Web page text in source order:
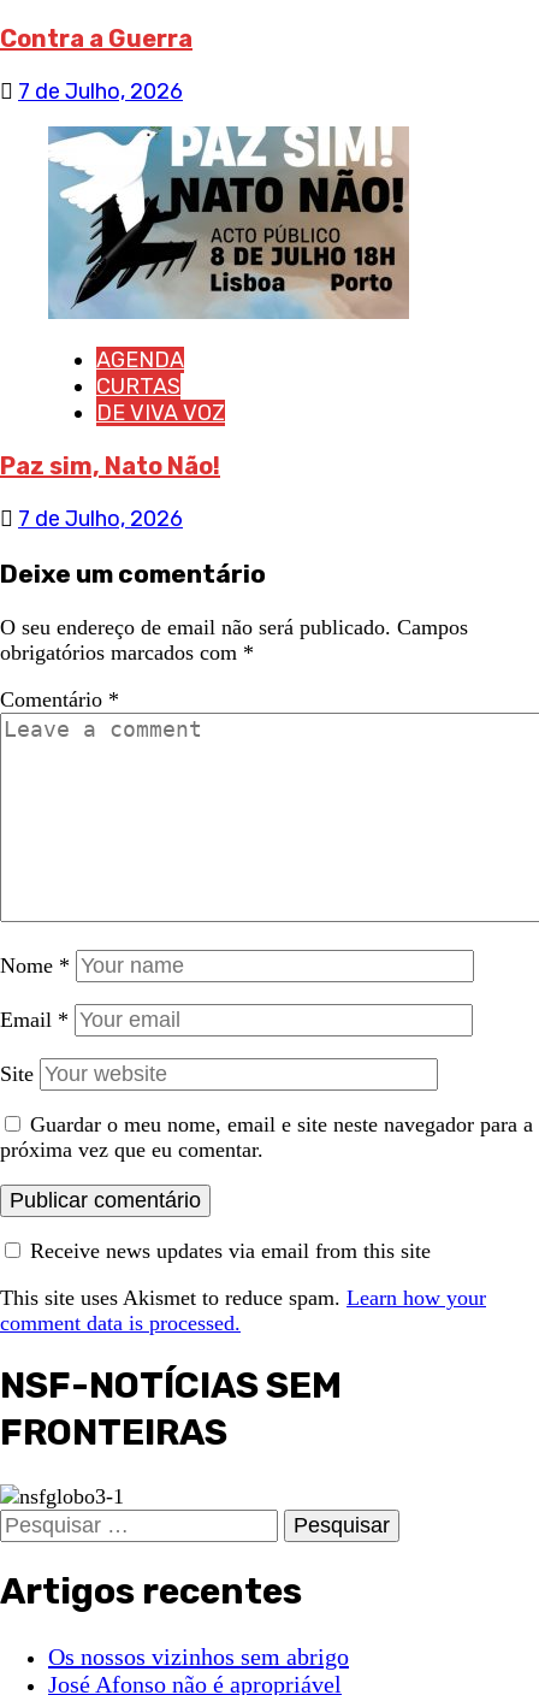
Contra a Guerra
7 de Julho, 2026
AGENDA
CURTAS
DE VIVA VOZ
Paz sim, Nato Não!
7 de Julho, 2026
Deixe um comentário
O seu endereço de email não será publicado. Campos
obrigatórios marcados com *
Comentário *
Nome *
Email *
Site
Guardar o meu nome, email e site neste navegador para a
próxima vez que eu comentar.
Receive news updates via email from this site
This site uses Akismet to reduce spam. Learn how your
comment data is processed.
NSF-NOTÍCIAS SEM
FRONTEIRAS
Pesquisar
por:
Artigos recentes
Os nossos vizinhos sem abrigo
José Afonso não é apropriável